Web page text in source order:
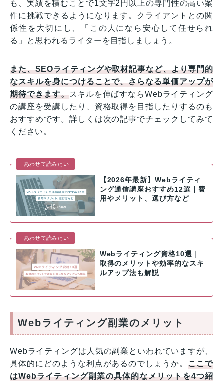
も、実績を積むことで1文字2円以上の専門性の高い案
件に挑戦できるようになります。クライアントとの関
係性を大切にし、「この人になら安心して任せられ
る」と思われるライターを目指しましょう。
また、SEOライティングや取材記事など、より専門的
なスキルを身につけることで、さらなる単価アップが
期待できます。スキルを伸ばすならWebライティング
の講座を受講したり、資格取得を目指したりするのも
おすすめです。詳しくは次の記事でチェックしてみて
ください。
あわせて読みたい
【2026年最新】Webライティ
ング通信講座おすすめ12選｜費
用やメリット、選び方など
あわせて読みたい
Webライティング資格10選｜
取得のメリットや効率的なスキ
ルアップ法も解説
Webライティング副業のメリット
Webライティングは人気の副業といわれていますが、
具体的にどのような利点があるのでしょうか。ここで
はWebライティング副業の具体的なメリットを4つ紹